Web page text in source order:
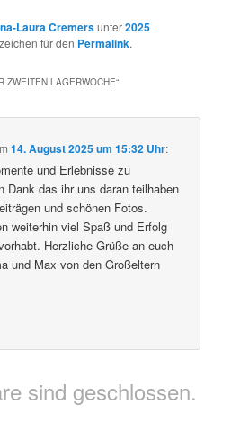
Laura Cremersunter2025
für den Permalink.
ZWEITEN LAGERWOCHE“
14. August 2025 um 15:32 Uhr:
und Erlebnisse zu
Dank das ihr uns daran teilhaben
und schönen Fotos.
weiterhin viel Spaß und Erfolg
Herzliche Grüße an euch
und Max von den Großeltern
sind geschlossen.